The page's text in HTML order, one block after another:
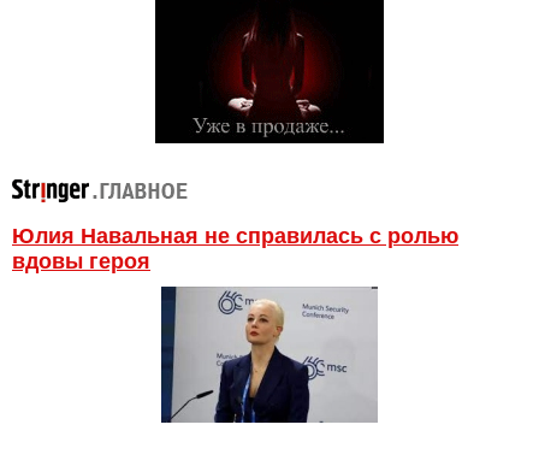
Юлия Навальная не справилась с ролью
вдовы героя